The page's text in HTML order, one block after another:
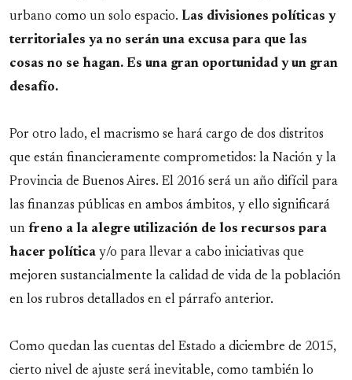
urbano como un solo espacio. Las divisiones políticas y
territoriales ya no serán una excusa para que las
cosas no se hagan. Es una gran oportunidad y un gran
desafío.
Por otro lado, el macrismo se hará cargo de dos distritos
que están financieramente comprometidos: la Nación y la
Provincia de Buenos Aires. El 2016 será un año difícil para
las finanzas públicas en ambos ámbitos, y ello significará
un freno a la alegre utilización de los recursos para
hacer política y/o para llevar a cabo iniciativas que
mejoren sustancialmente la calidad de vida de la población
en los rubros detallados en el párrafo anterior.
Como quedan las cuentas del Estado a diciembre de 2015,
cierto nivel de ajuste será inevitable, como también lo